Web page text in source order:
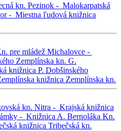
kn. Pezinok - Malokarpatská
- Miestna ľudová knižnica
pre mládež Michalovce -
Zemplínska kn. G.
knižnica P. Dobšinského
knižnica Zemplínska kn.
kn. Nitra - Krajská knižnica
- Knižnica A. Bernoláka Kn.
knižnica Tribečská kn.